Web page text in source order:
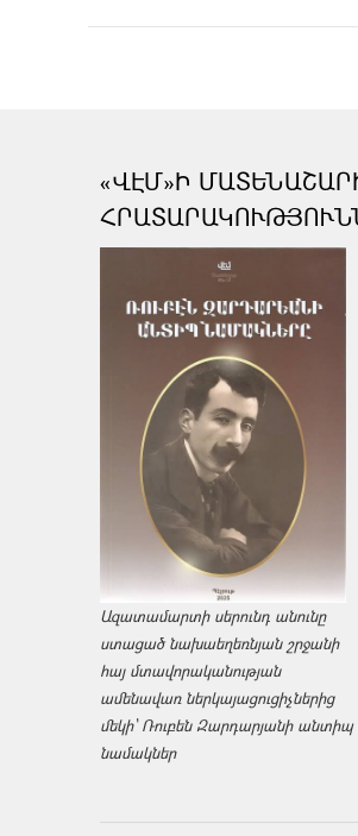
«ՎԷՄ»Ի
Ազատամարտի սերունդ անունը
ստացած նախաեղեռնյան շրջանի
հայ մտավորականության
ամենավառ ներկայացուցիչներից
մեկի՝ Ռուբեն Զարդարյանի անտիպ
նամակներ